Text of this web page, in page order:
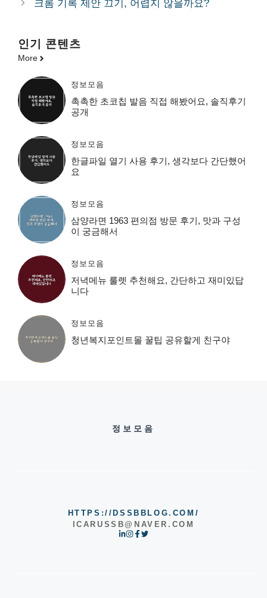
크롬 기록 제안 끄기, 어렵지 않을까요?
인기 콘텐츠
More
정보모음
촉촉한 초코칩 발음 직접 해봤어요, 솔직후기
공개
정보모음
한글파일 열기 사용 후기, 생각보다 간단했어
요
정보모음
삼양라면 1963 편의점 방문 후기, 맛과 구성
이 궁금해서
정보모음
저녁메뉴 룰렛 추천해요, 간단하고 재미있답
니다
정보모음
청년복지포인트몰 꿀팁 공유할게 친구야
정보모음
HTTPS://DSSBBLOG.COM/
ICARUSSB@NAVER.COM